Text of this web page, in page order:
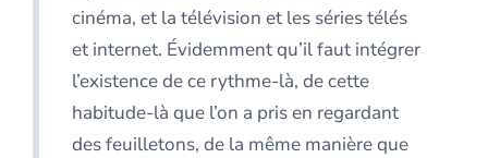
cinéma, et la télévision et les séries télés
et internet. Évidemment qu’il faut intégrer
l’existence de ce rythme-là, de cette
habitude-là que l’on a pris en regardant
des feuilletons, de la même manière que